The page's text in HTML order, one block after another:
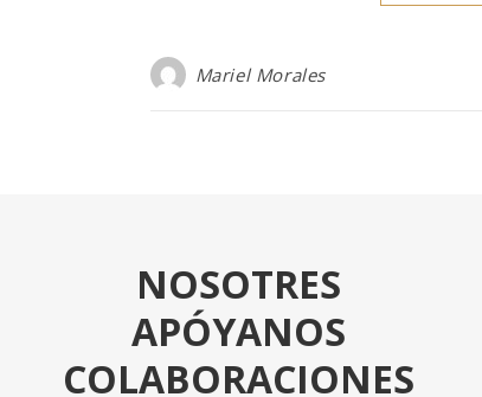
Mariel Morales
NOSOTRES
APÓYANOS
COLABORACIONES